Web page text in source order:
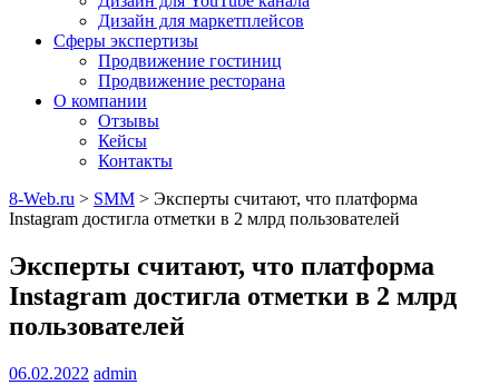
Дизайн для маркетплейсов
Сферы экспертизы
Продвижение гостиниц
Продвижение ресторана
О компании
Отзывы
Кейсы
Контакты
8-Web.ru > SMM > Эксперты считают, что платформа
Instagram достигла отметки в 2 млрд пользователей
Эксперты считают, что платформа
Instagram достигла отметки в 2 млрд
пользователей
06.02.2022 admin